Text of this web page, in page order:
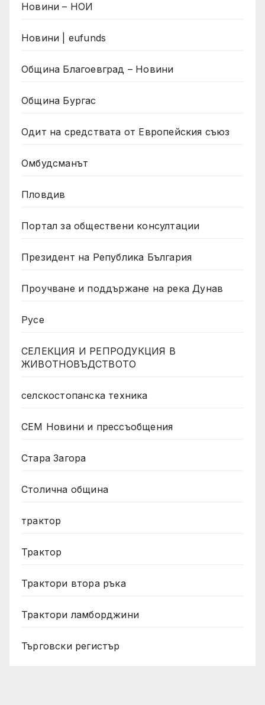
Новини – НОИ
Новини | eufunds
Община Благоевград – Новини
Община Бургас
Одит на средствата от Европейския съюз
Омбудсманът
Пловдив
Портал за обществени консултации
Президент на Република България
Проучване и поддържане на река Дунав
Русе
СЕЛЕКЦИЯ И РЕПРОДУКЦИЯ В
ЖИВОТНОВЪДСТВОТО
селскостопанска техника
СЕМ Новини и прессъобщения
Стара Загора
Столична община
трактор
Трактор
Трактори втора ръка
Трактори ламборджини
Търговски регистър